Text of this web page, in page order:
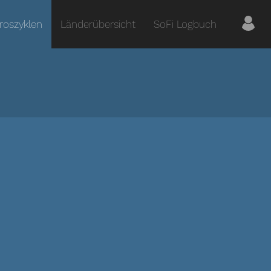
Länderübersicht SoFi Logbuch